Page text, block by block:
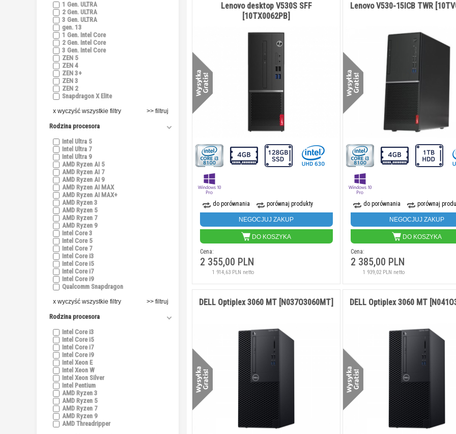
1 Gen. ULTRA
2 Gen. ULTRA
3 Gen. ULTRA
gen. 13
1 Gen. Intel Core
2 Gen. Intel Core
3 Gen. Intel Core
ZEN 5
ZEN 4
ZEN 3+
ZEN 3
ZEN 2
Snapdragon X Elite
x wyczyść wszystkie filtry
Rodzina procesora
Intel Ultra 5
Intel Ultra 7
Intel Ultra 9
AMD Ryzen AI 5
AMD Ryzen AI 7
AMD Ryzen AI 9
AMD Ryzen AI MAX
AMD Ryzen AI MAX+
AMD Ryzen 3
AMD Ryzen 5
AMD Ryzen 7
AMD Ryzen 9
Intel Core 3
Intel Core 5
Intel Core 7
Intel Core i3
Intel Core i5
Intel Core i7
Intel Core i9
Qualcomm Snapdragon
x wyczyść wszystkie filtry
Rodzina procesora
Intel Core i3
Intel Core i5
Intel Core i7
Intel Core i9
Intel Xeon E
Intel Xeon W
Intel Xeon Silver
Intel Pentium
AMD Ryzen 3
AMD Ryzen 5
AMD Ryzen 7
AMD Ryzen 9
AMD Threadripper
do porównania porównaj produkty
NEGOCJUJ ZAKUP
DO KOSZYKA
Cena:
2 355,00 PLN
1 914,63 PLN netto
Lenovo desktop V530S SFF
[10TX0062PB]
do porównania porównaj
NEGOCJUJ ZAKUP
DO KOSZYKA
Cena:
2 385,00 PLN
1 939,02 PLN netto
Lenovo V530-15ICB TWR
DELL Optiplex 3060 MT [N037O3060MT] DELL Optiplex 3060 MT